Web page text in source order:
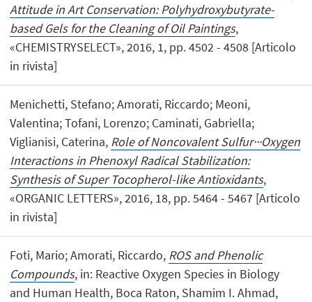
Attitude in Art Conservation: Polyhydroxybutyrate-
based Gels for the Cleaning of Oil Paintings,
«CHEMISTRYSELECT», 2016, 1, pp. 4502 - 4508 [Articolo
in rivista]
Menichetti, Stefano; Amorati, Riccardo; Meoni,
Valentina; Tofani, Lorenzo; Caminati, Gabriella;
Viglianisi, Caterina, Role of Noncovalent Sulfur···Oxygen
Interactions in Phenoxyl Radical Stabilization:
Synthesis of Super Tocopherol-like Antioxidants,
«ORGANIC LETTERS», 2016, 18, pp. 5464 - 5467 [Articolo
in rivista]
Foti, Mario; Amorati, Riccardo, ROS and Phenolic
Compounds, in: Reactive Oxygen Species in Biology
and Human Health, Boca Raton, Shamim I. Ahmad,